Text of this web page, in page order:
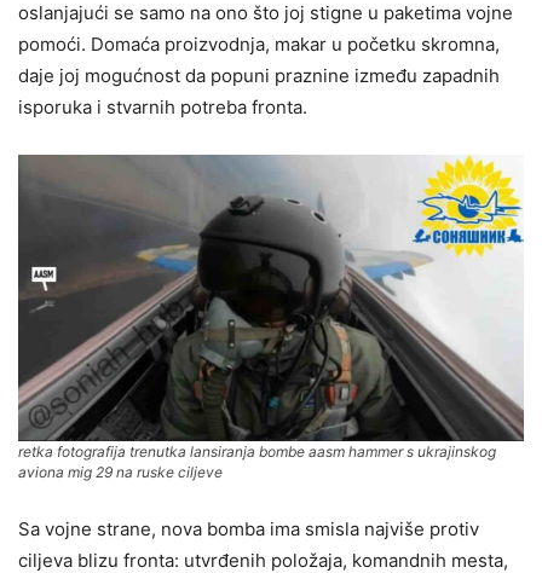
oslanjajući se samo na ono što joj stigne u paketima vojne
pomoći. Domaća proizvodnja, makar u početku skromna,
daje joj mogućnost da popuni praznine između zapadnih
isporuka i stvarnih potreba fronta.
retka fotografija trenutka lansiranja bombe aasm hammer s ukrajinskog
aviona mig 29 na ruske ciljeve
Sa vojne strane, nova bomba ima smisla najviše protiv
ciljeva blizu fronta: utvrđenih položaja, komandnih mesta,